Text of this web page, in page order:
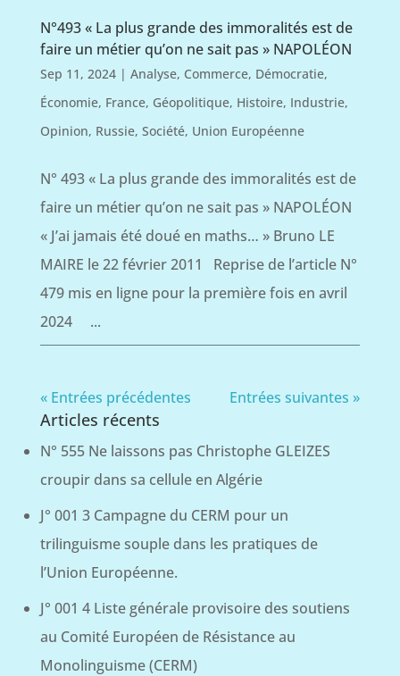
N°493 « La plus grande des immoralités est de
faire un métier qu’on ne sait pas » NAPOLÉON
Sep 11, 2024| Analyse, Commerce, Démocratie,
Économie, France, Géopolitique, Histoire, Industrie,
Opinion, Russie, Société, Union Européenne
N° 493 « La plus grande des immoralités est de
faire un métier qu’on ne sait pas » NAPOLÉON
« J’ai jamais été doué en maths… » Bruno LE
MAIRE le 22 février 2011 Reprise de l’article N°
479 mis en ligne pour la première fois en avril
2024 ...
« Entrées précédentes Entrées suivantes »
Articles récents
N° 555 Ne laissons pas Christophe GLEIZES
croupir dans sa cellule en Algérie
J° 001 3 Campagne du CERM pour un
trilinguisme souple dans les pratiques de
l’Union Européenne.
J° 001 4 Liste générale provisoire des soutiens
au Comité Européen de Résistance au
Monolinguisme (CERM)